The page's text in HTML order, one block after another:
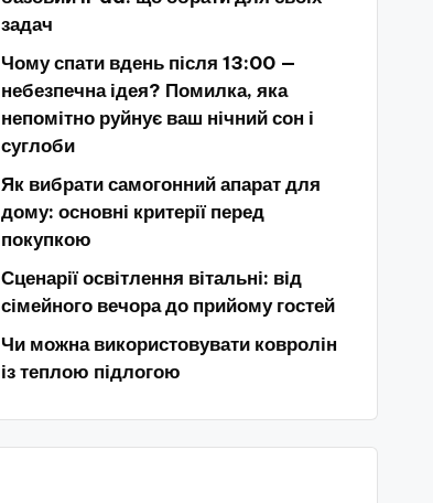
задач
Чому спати вдень після 13:00 —
небезпечна ідея? Помилка, яка
непомітно руйнує ваш нічний сон і
суглоби
Як вибрати самогонний апарат для
дому: основні критерії перед
покупкою
Сценарії освітлення вітальні: від
сімейного вечора до прийому гостей
Чи можна використовувати ковролін
із теплою підлогою